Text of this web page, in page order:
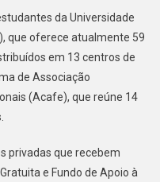
da Universidade
que oferece atualmente 59
em 13 centros de
de Associação
(Acafe), que reúne 14
privadas que recebem
e Fundo de Apoio à